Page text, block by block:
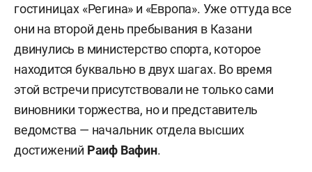
гостиницах «Регина» и «Европа». Уже оттуда все
они на второй день пребывания в Казани
двинулись в министерство спорта, которое
находится буквально в двух шагах. Во время
этой встречи присутствовали не только сами
виновники торжества, но и представитель
ведомства — начальник отдела высших
достижений Раиф Вафин.